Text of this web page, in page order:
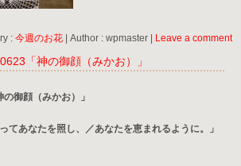
: 今週のお花 Author : wpmaster Leave a comment
「神の御顔（みかお）」
御顔（みかお）」
てあなたを照し、／あなたを恵まれるように。」